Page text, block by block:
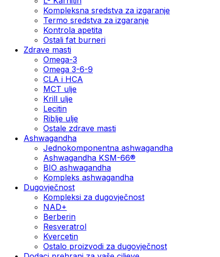
Kompleksna sredstva za izgaranje
Termo sredstva za izgaranje
Kontrola apetita
Ostali fat burneri
Zdrave masti
Omega-3
Omega 3-6-9
CLA i HCA
MCT ulje
Krill ulje
Lecitin
Riblje ulje
Ostale zdrave masti
Ashwagandha
Jednokomponentna ashwagandha
Ashwagandha KSM-66®
BIO ashwagandha
Kompleks ashwagandha
Dugovječnost
Kompleksi za dugovječnost
NAD+
Berberin
Resveratrol
Kvercetin
Ostalo proizvodi za dugovječnost